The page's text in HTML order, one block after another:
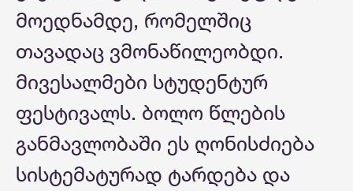
მოედნამდე, რომელშიც
თავადაც ვმონაწილეობდი.
მივესალმები სტუდენტურ
ფესტივალს. ბოლო წლების
განმავლობაში ეს ღონისძიება
სისტემატურად ტარდება და